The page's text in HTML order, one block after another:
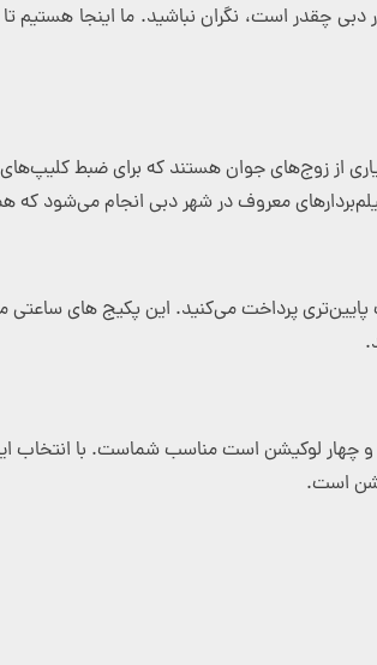
چقدر است، نگران نباشید. ما اینجا هستیم
از زوج‌های جوان هستند که برای ضبط
معروف در شهر دبی انجام می‌شود
پرداخت می‌کنید. این پکیج های
لوکیشن است مناسب شماست. با انتخاب این
است.